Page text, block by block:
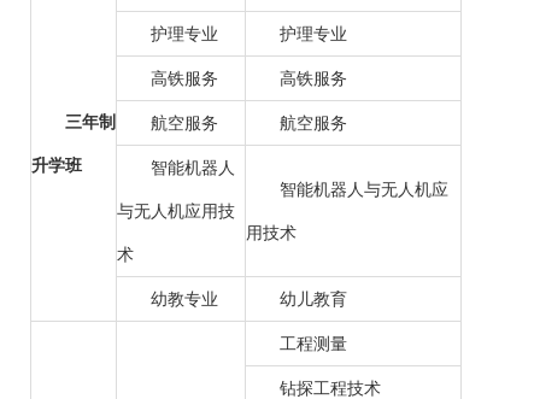
三年制
升学班
护理专业 护理专业
高铁服务 高铁服务
航空服务 航空服务
智能机器人
与无人机应用技
术
智能机器人与无人机应
用技术
幼教专业 幼儿教育
工程测量
钻探工程技术